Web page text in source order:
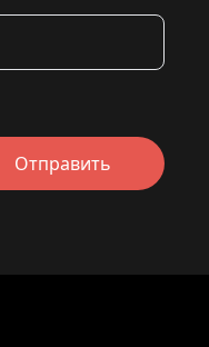
Отправить